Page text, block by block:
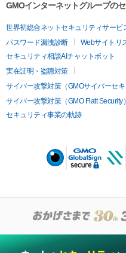
GMOインターネットグループの
世界初総合ネットセキュリティサービ
パスワード漏洩診断
Webサイトリ
セキュリティ相談AIチャットボット
実在証明・盗聴対策
サイバー攻撃対策（GMOサイバーセキ
サイバー攻撃対策（GMO Flatt Security）
セキュリティ事業の軌跡